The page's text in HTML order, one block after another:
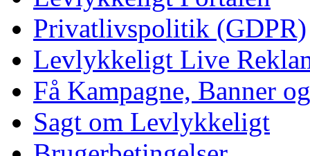
Privatlivspolitik (GDPR)
Levlykkeligt Live
Få Kampagne, Banner
Sagt om Levlykkeligt